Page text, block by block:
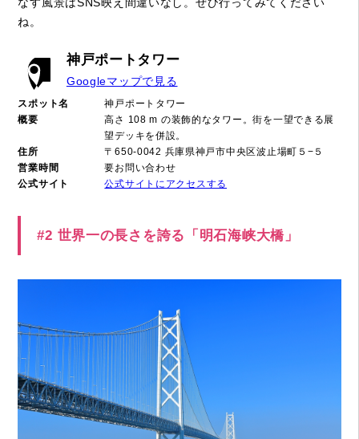
なす風景はSNS映え間違いなし。ぜひ行ってみてください
ね。
神戸ポートタワー
Googleマップで見る
スポット名
神戸ポートタワー
概要
高さ 108 m の装飾的なタワー。街を一望できる展
望デッキを併設。
住所
〒650-0042 兵庫県神戸市中央区波止場町５−５
営業時間
要お問い合わせ
公式サイト
公式サイトにアクセスする
#2 世界一の長さを誇る「明石海峡大橋」